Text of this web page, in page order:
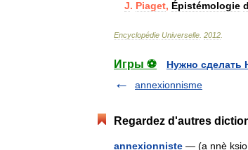
J. Piaget, Épistémologie
Encyclopédie Universelle 2012
Игры ⚽
Нужно сделать
annexionnisme
Regardez d'autres
annexionniste — (a nnè ksio